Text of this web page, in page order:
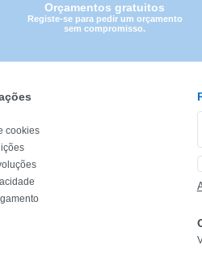
Orçamentos gratuitos
Registe-se para pedir um orçamento
sem compromisso.
cookies